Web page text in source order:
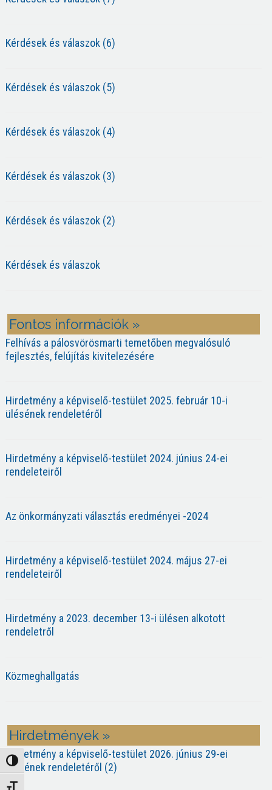
Nagy kontraszt váltása
Kérdések és válaszok (6)
Kérdések és válaszok (5)
Kérdések és válaszok (4)
Kérdések és válaszok (3)
Kérdések és válaszok (2)
Kérdések és válaszok
Fontos információk »
Felhívás a pálosvörösmarti temetőben megvalósuló
fejlesztés, felújítás kivitelezésére
Hirdetmény a képviselő-testület 2025. február 10-i
ülésének rendeletéről
Hirdetmény a képviselő-testület 2024. június 24-ei
rendeleteiről
Az önkormányzati választás eredményei -2024
Hirdetmény a képviselő-testület 2024. május 27-ei
rendeleteiről
Hirdetmény a 2023. december 13-i ülésen alkotott
rendeletről
Közmeghallgatás
Hirdetmények »
Hirdetmény a képviselő-testület 2026. június 29-ei
ülésének rendeletéről (2)